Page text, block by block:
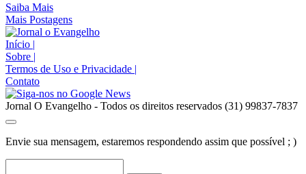
Saiba Mais
Mais Postagens
Início |
Sobre |
Termos de Uso e Privacidade |
Contato
Jornal O Evangelho - Todos os direitos reservados (31) 99837-7837
Envie sua mensagem, estaremos respondendo assim que possível ; )